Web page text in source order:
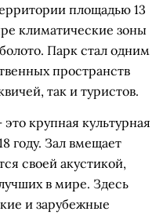
площадью 13
климатические зоны
Парк стал одним
пространств
так и туристов.
крупная культурная
году. Зал вмещает
своей акустикой,
в мире. Здесь
и зарубежные